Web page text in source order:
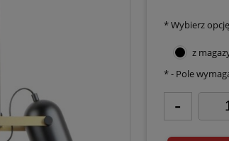
*Wybierz
z
-
*- Pole